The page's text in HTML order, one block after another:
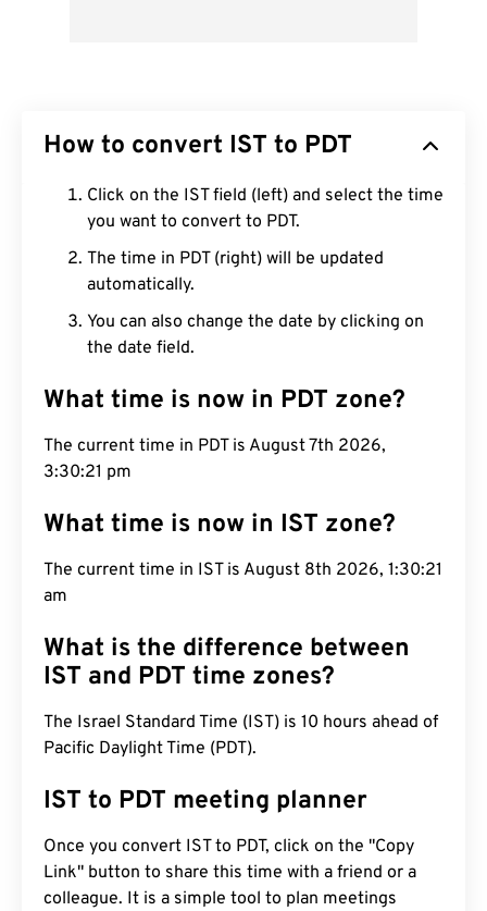
How to convert IST to PDT
Click on the IST field (left) and select the time
you want to convert to PDT.
The time in PDT (right) will be updated
automatically.
You can also change the date by clicking on
the date field.
What time is now in PDT zone?
The current time in PDT is August 7th 2026,
3:30:22 pm
What time is now in IST zone?
The current time in IST is August 8th 2026,
1:30:22 am
What is the difference between
IST and PDT time zones?
The Israel Standard Time (IST) is 10 hours ahead of
Pacific Daylight Time (PDT).
IST to PDT meeting planner
Once you convert IST to PDT, click on the "Copy
Link" button to share this time with a friend or a
colleague. It is a simple tool to plan meetings